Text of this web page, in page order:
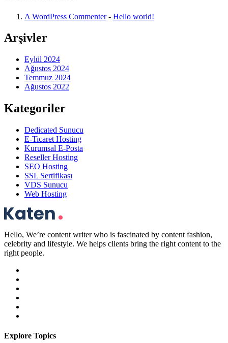
A WordPress Commenter- Hello world!
Arşivler
Eylül 2024
Ağustos 2024
Temmuz 2024
Ağustos 2022
Kategoriler
Dedicated Sunucu
E-Ticaret Hosting
Kurumsal E-Posta
Reseller Hosting
SEO Hosting
SSL Sertifikası
VDS Sunucu
Web Hosting
Hello, We’re content writer who is fascinated by content fashion,
celebrity and lifestyle. We helps clients bring the right content to the
right people.
Explore Topics